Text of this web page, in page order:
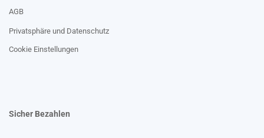
AGB
Privatsphäre und Datenschutz
Cookie Einstellungen
Sicher Bezahlen